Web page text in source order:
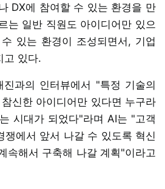
DX에 참여할 수 있는 환경을 만
는 일반 직원도 아이디어만 있으
있는 환경이 조성되면서, 기업
고 있다.
과의 인터뷰에서 "특정 기술의
신한 아이디어만 있다면 누구라
시대가 되었다"라며 AI는 "고객
쟁에서 앞서 나갈 수 있도록 혁신
속해서 구축해 나갈 계획"이라고